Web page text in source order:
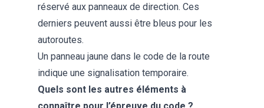
réservé aux panneaux de direction. Ces
derniers peuvent aussi être bleus pour les
autoroutes.
Un panneau jaune dans le code de la route
indique une signalisation temporaire.
Quels sont les autres éléments à